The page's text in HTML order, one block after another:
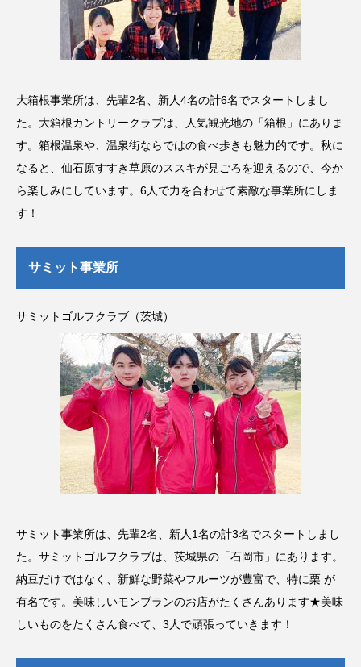
大箱根事業所は、先輩2名、新人4名の計6名でスタートしまし
た。大箱根カントリークラブは、人気観光地の「箱根」にありま
す。箱根温泉や、温泉街ならではの食べ歩きも魅力的です。秋に
なると、仙石原すすき草原のススキが見ごろを迎えるので、今か
ら楽しみにしています。6人で力を合わせて素敵な事業所にしま
す！
サミット事業所
サミットゴルフクラブ（茨城）
サミット事業所は、先輩2名、新人1名の計3名でスタートしまし
た。サミットゴルフクラブは、茨城県の「石岡市」にあります。
納豆だけではなく、新鮮な野菜やフルーツが豊富で、特に栗 が
有名です。美味しいモンブランのお店がたくさんあります★美味
しいものをたくさん食べて、3人で頑張っていきます！